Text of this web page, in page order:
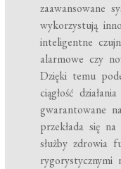
zaawansowane
wykorzystują
inteligentne
alarmowe czy
Dzięki temu
ciągłość
gwarantowane
przekłada się
służby zdrowia
rygorystycznymi